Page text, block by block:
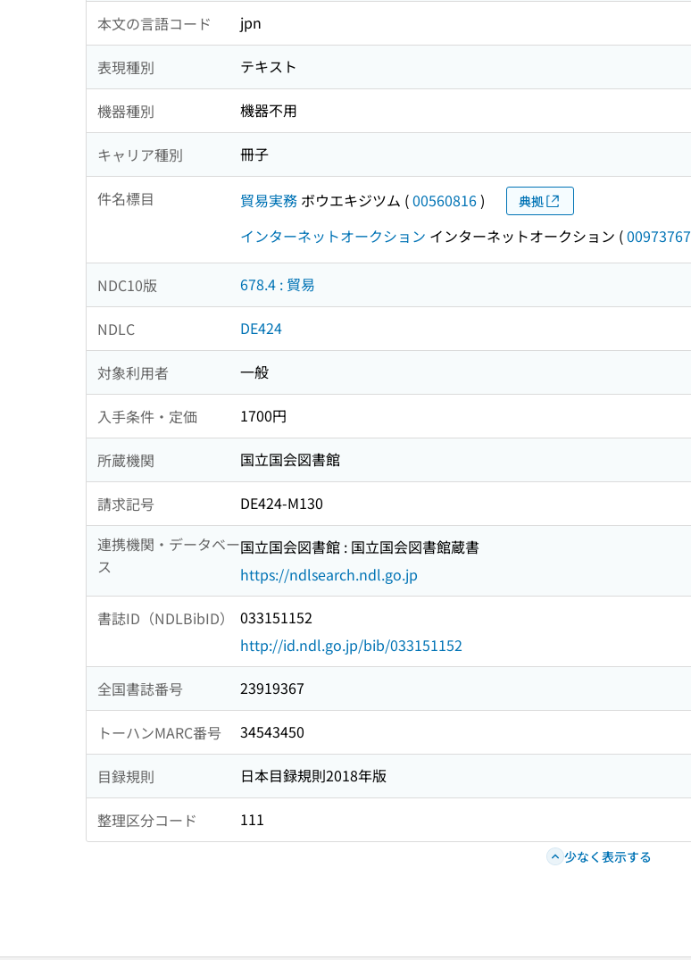
本文の言語コード jpn
表現種別 テキスト
機器種別 機器不用
キャリア種別 冊子
件名標目 貿易実務 ボウエキジツム (00560816) 典拠
インターネットオークション インターネットオークション (00973767
NDC10版 678.4 : 貿易
NDLC DE424
対象利用者 一般
入手条件・定価 1700円
所蔵機関 国立国会図書館
請求記号
DE424-M130
連携機関・データベー
ス
国立国会図書館 : 国立国会図書館蔵書
https://ndlsearch.ndl.go.jp
書誌ID（NDLBibID）
033151152
http://id.ndl.go.jp/bib/033151152
全国書誌番号 23919367
トーハンMARC番号 34543450
目録規則 日本目録規則2018年版
整理区分コード 111
少なく表示する